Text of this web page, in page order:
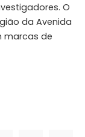
O
da Avenida
marcas de